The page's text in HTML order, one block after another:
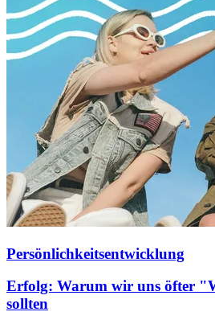
Persönlichkeitsentwicklung
Erfolg: Warum wir uns öfter
sollten